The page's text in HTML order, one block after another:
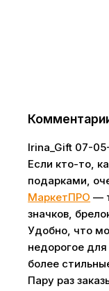
Irina_Gift 07-
Если кто-то,
подарками,
МаркетПРО —
значков,
Удобно, что
недорогое
более
Пару раз